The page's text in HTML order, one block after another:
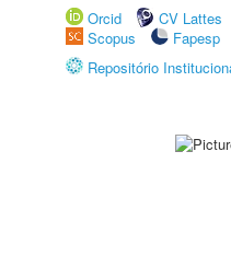
Orcid
CV Lattes
Scopus
Fapesp
Repositório